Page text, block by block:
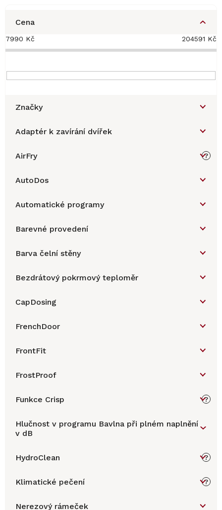
Cena
7990 Kč 204591 Kč
Značky
Adaptér k zavírání dvířek
AirFry ?
AutoDos
Automatické programy
Barevné provedení
Barva čelní stěny
Bezdrátový pokrmový teploměr
CapDosing
FrenchDoor
FrontFit
FrostProof
Funkce Crisp ?
Hlučnost v programu Bavlna při plném naplnění
v dB
HydroClean ?
Klimatické pečení ?
Nerezový rámeček